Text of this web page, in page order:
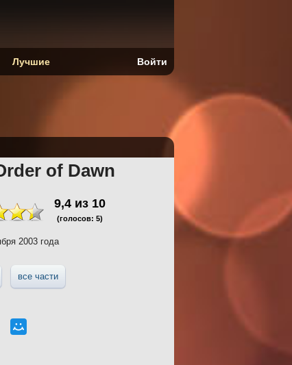
of Dawn
9,4 из 10
(голосов: 5)
2003 года
все части
Лучшие Войти